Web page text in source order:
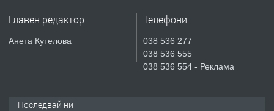
СГЛОБЯВАНЕ НА МЕБЕЛИ.
Главен редактор
Анета Кутелова
Телефони
038 536 277
038 536 555
038 536 554 - Реклама
Последвай ни